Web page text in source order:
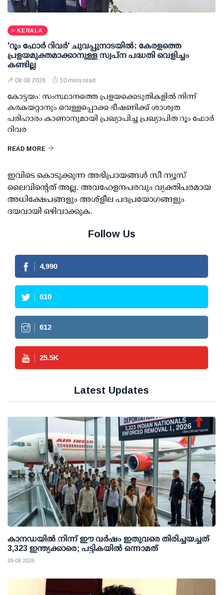
KERALA
'റൂം ഫോര്‍ റിവര്‍' ചുവപ്പുനാടയില്‍: കേരളത്തെ
പ്രളയമുക്തമാക്കാനുള്ള സ്വപ്ന പദ്ധതി വെളിച്ചം
കണ്ടില്ല
08 08 2026 10 mins read
കോട്ടയം: സംസ്ഥാനത്തെ പ്രളയക്കെടുതികളില്‍ നിന്ന്
കരകയറ്റാനും വെള്ളപ്പൊക്ക ഭീഷണിക്ക് ശാശ്വത
പരിഹാരം കാണാനുമായി പ്രഖ്യാപിച്ച പ്രഖ്യാപിത റൂം ഫോര്‍
റിവര
READ MORE
ഇവിടെ കൊടുക്കുന്ന അഭിപ്രായങ്ങള്‍ സീ ന്യൂസ്
ലൈവിന്റെത് അല്ല. അവഹേളനപരവും വ്യക്തിപരമായ
അധിക്ഷേപങ്ങളും അശ്‌ളീല പദപ്രയോഗങ്ങളും
ദയവായി ഒഴിവാക്കുക.
Follow Us
4,990
610
612
25.5K
Latest Updates
കാനഡയിൽ നിന്ന് ഈ വർഷം ഇതുവരെ തിരിച്ചയച്ചത്
3,323 ഇന്ത്യക്കാരെ; പട്ടികയിൽ ഒന്നാമത്
09 08 2026